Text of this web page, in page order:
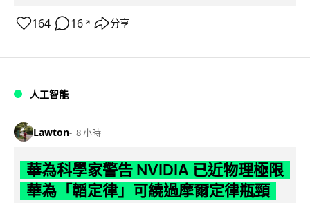
164 16 ↗ 分享
人工智能
Lawton 8 小時
華為科學家警告 NVIDIA 已近物理極限
華為「韜定律」可繞過摩爾定律瓶頸